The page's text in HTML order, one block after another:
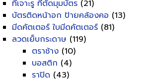
ที่เจาะรู ที่ตัดมุมบัตร (21)
บัตรติดหน้าอก ป้ายคล้องคอ (13)
มีดคัตเตอร์ ใบมีดคัตเตอร์ (81)
ลวดเย็บกระดาษ (119)
ตราช้าง (10)
บอสติก (4)
ราปิด (43)